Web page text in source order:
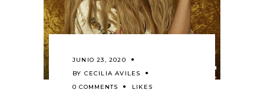
JUNIO 23, 2020
BY CECILIA AVILES
0 COMMENTS
LIKES